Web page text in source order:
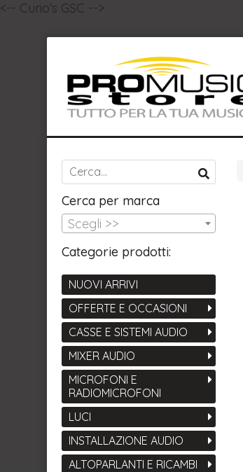
<-- Curio's GSC -->
Cerca per marca
Scegli >>
Categorie prodotti:
NUOVI ARRIVI
OFFERTE E OCCASIONI
CASSE E SISTEMI AUDIO
MIXER AUDIO
MICROFONI E
RADIOMICROFONI
LUCI
INSTALLAZIONE AUDIO
ALTOPARLANTI E RICAMBI